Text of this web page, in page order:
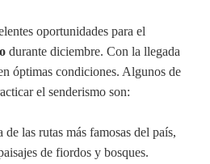
oportunidades para el
durante diciembre. Con la llegada
óptimas condiciones. Algunos de
el senderismo son:
de las rutas más famosas del país,
de fiordos y bosques.